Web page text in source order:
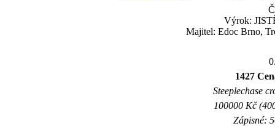
Výrok:
Majitel: Edoc Brno,
1427
Steeplechase
100000 Kč
Zápisné: